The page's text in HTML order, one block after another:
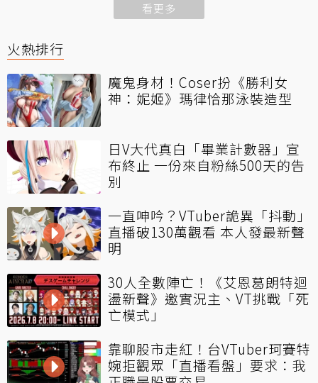
看更多
火熱排行
魔鬼身材！Coser扮《勝利女
神：妮姬》瑪律恰那泳裝造型
日V大代真白「畢業計數器」宣
布終止 一份來自粉絲500天的告
別
一直呻吟？VTuber詭異「抖動」
直播破130萬觀看 本人發最新聲
明
30人全數陣亡！《艾恩葛朗特迴
盪新聲》邀實況主、VT挑戰「死
亡模式」
靠聊股市走紅！台VTuber珂賽特
婉拒觀眾「直播看盤」要求：我